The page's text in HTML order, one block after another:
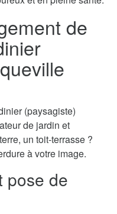
de
(paysagiste)
de jardin et
un toit-terrasse ?
à votre image.
pose de